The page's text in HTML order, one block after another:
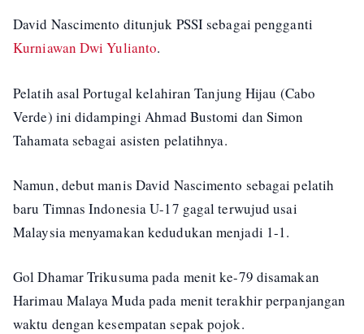
David Nascimento ditunjuk PSSI sebagai pengganti
Kurniawan Dwi Yulianto.
Pelatih asal Portugal kelahiran Tanjung Hijau (Cabo
Verde) ini didampingi Ahmad Bustomi dan Simon
Tahamata sebagai asisten pelatihnya.
Namun, debut manis David Nascimento sebagai pelatih
baru Timnas Indonesia U-17 gagal terwujud usai
Malaysia menyamakan kedudukan menjadi 1-1.
Gol Dhamar Trikusuma pada menit ke-79 disamakan
Harimau Malaya Muda pada menit terakhir perpanjangan
waktu dengan kesempatan sepak pojok.